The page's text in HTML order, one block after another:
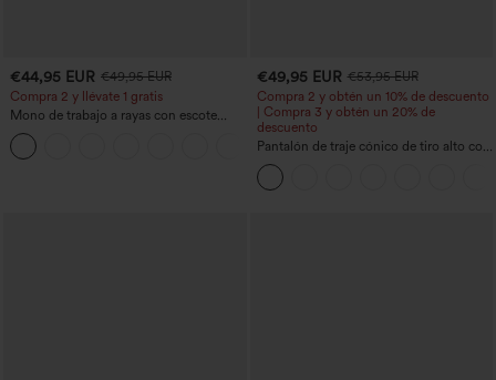
€44,95 EUR €49,95 EUR
Compra 2 y llévate 1 gratis
Mono de trabajo a rayas con escote
barco, sin mangas, lazo lateral, tacto
Cool Touch y bolsillos - Edición Easy
Peezy
+8
€49,95 EUR €53,95 EUR
Compra 2 y obtén un 10% de descuento
| Compra 3 y obtén un 20% de
descuento
Pantalón de traje cónico de tiro alto con
bolsillos